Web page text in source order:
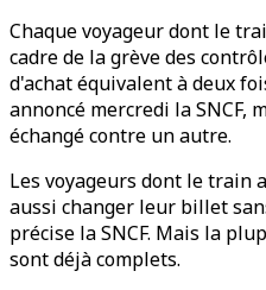
Chaque voyageur dont le
cadre de la grève des
d'achat équivalent à deux
annoncé mercredi la SNCF,
échangé contre un autre.
Les voyageurs dont le train
aussi changer leur billet
précise la SNCF. Mais la
sont déjà complets.